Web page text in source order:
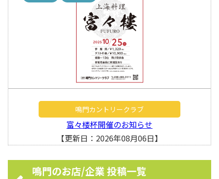
鳴門カントリークラブ
富々楼杯開催のお知らせ
【更新日：2026年08月06日】
鳴門のお店/企業 投稿一覧